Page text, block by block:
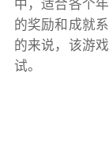
的奖励和成就
的来说，该游
试。